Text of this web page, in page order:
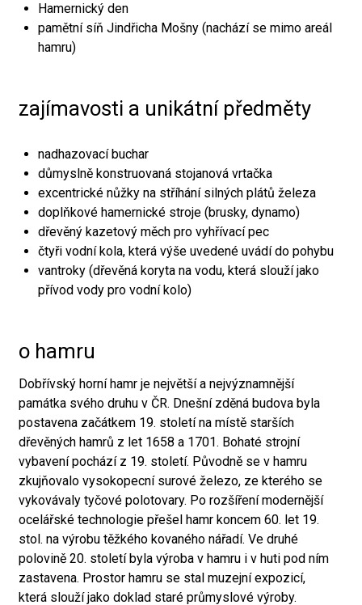
Hamernický den
pamětní síň Jindřicha Mošny (nachází se mimo areál
hamru)
zajímavosti a unikátní předměty
nadhazovací buchar
důmyslně konstruovaná stojanová vrtačka
excentrické nůžky na stříhání silných plátů železa
doplňkové hamernické stroje (brusky, dynamo)
dřevěný kazetový měch pro vyhřívací pec
čtyři vodní kola, která výše uvedené uvádí do pohybu
vantroky (dřevěná koryta na vodu, která slouží jako
přívod vody pro vodní kolo)
o hamru
Dobřívský horní hamr je největší a nejvýznamnější
památka svého druhu v ČR. Dnešní zděná budova byla
postavena začátkem 19. století na místě starších
dřevěných hamrů z let 1658 a 1701. Bohaté strojní
vybavení pochází z 19. století. Původně se v hamru
zkujňovalo vysokopecní surové železo, ze kterého se
vykovávaly tyčové polotovary. Po rozšíření modernější
ocelářské technologie přešel hamr koncem 60. let 19.
stol. na výrobu těžkého kovaného nářadí. Ve druhé
polovině 20. století byla výroba v hamru i v huti pod ním
zastavena. Prostor hamru se stal muzejní expozicí,
která slouží jako doklad staré průmyslové výroby.